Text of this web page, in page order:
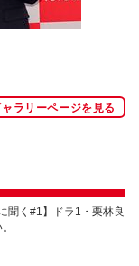
ャラリーページを見る
聞く#1】ドラ1・栗林良